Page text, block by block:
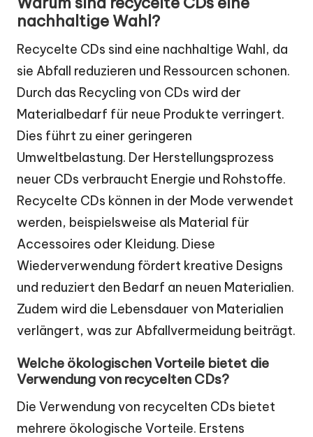
nachhaltige Wahl?
Recycelte CDs sind eine nachhaltige Wahl, da
sie Abfall reduzieren und Ressourcen schonen.
Durch das Recycling von CDs wird der
Materialbedarf für neue Produkte verringert.
Dies führt zu einer geringeren
Umweltbelastung. Der Herstellungsprozess
neuer CDs verbraucht Energie und Rohstoffe.
Recycelte CDs können in der Mode verwendet
werden, beispielsweise als Material für
Accessoires oder Kleidung. Diese
Wiederverwendung fördert kreative Designs
und reduziert den Bedarf an neuen Materialien.
Zudem wird die Lebensdauer von Materialien
verlängert, was zur Abfallvermeidung beiträgt.
Welche ökologischen Vorteile bietet die
Verwendung von recycelten CDs?
Die Verwendung von recycelten CDs bietet
mehrere ökologische Vorteile. Erstens